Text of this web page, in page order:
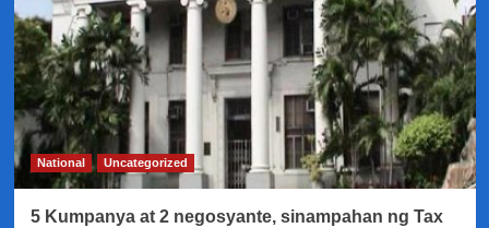
Kapa
Community
Ministry
International,
kinasuhan
ng
BIR
sa
DOJ
tax
National Uncategorized
5 Kumpanya at 2 negosyante, sinampahan ng Tax